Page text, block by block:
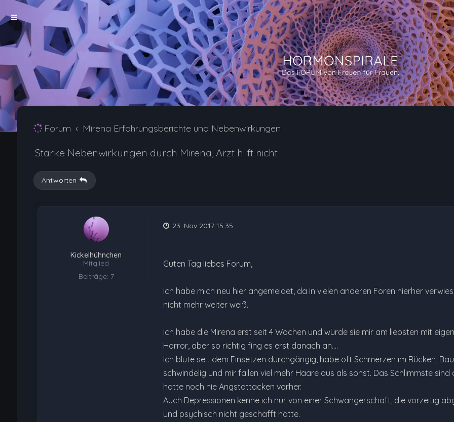
Forum Mirena Erfahrungsberichte und Nebenwirkungen
Starke Nebenwirkungen durch Mirena, Arzt hilft nicht
Antworten
Kickelhühnchen
Mitglied
Beiträge: 7
23. Nov 2017 15:35
Guten Tag liebes Forum,
Ich habe mich neu hier angemeldet, da in vielen anderen Foren hierher
nicht mehr weiter weiß.
Ich habe die Mirena erst seit 4 Wochen und würde sie mir am liebsten mit
Horror, aber so richtig fing es erst danach an....
Ich blute seit dem Einsetzen durchgängig, habe oft Schmerzen im Rücken,
schwindelig und mir fallen viel mehr Haare aus als sonst. Das Schlimmste
hatte noch nie Angstattacken vorher.
Auch Depressionen kenne ich nur von einer Schwangerschaft, die vorzeitig
und psychisch nicht geschafft hätte.